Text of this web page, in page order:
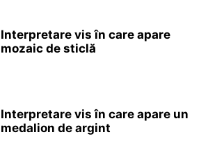
Interpretare vis în care apare
mozaic de sticlă
Interpretare vis în care apare un
medalion de argint